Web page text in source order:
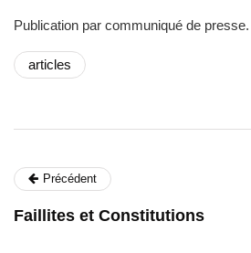
Publication par communiqué de presse.
articles
Précédent
Faillites et Constitutions